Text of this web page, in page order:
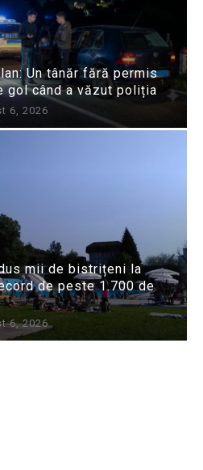
Un tânăr fără permis
gol când a văzut poliția
6, 2026
mii de bistrițeni la
de peste 1.700 de
6, 2026